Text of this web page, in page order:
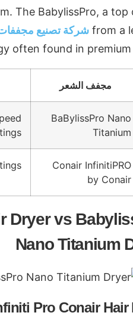
The BabylissPro, a top
from a شركة تصنيع
often found in premium
مجفف الشعر
BaBylissPro Nano
Titanium
Conair InfinitiPRO
by Conair
Dryer vs
Nano Titanium
Pro Conair Hair